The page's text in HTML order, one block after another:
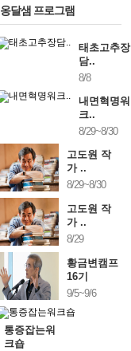
못된 꼰대들
옹달샘 프로그램
태초고추장
담..
8/8
내면혁명워
크..
8/29~8/30
고도원 작
가 ..
8/29~8/30
고도원 작
가 ..
8/29
황금변캠프
16기
9/5~9/6
통증잡는워
크숍